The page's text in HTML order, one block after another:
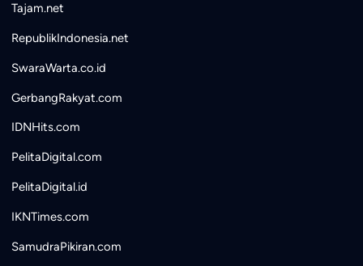
Tajam.net
RepublikIndonesia.net
SwaraWarta.co.id
GerbangRakyat.com
IDNHits.com
PelitaDigital.com
PelitaDigital.id
IKNTimes.com
SamudraPikiran.com